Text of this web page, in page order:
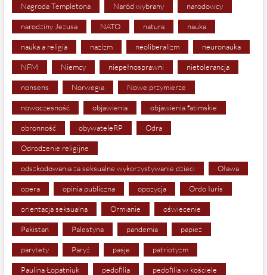
Nagroda Templetona Naród wybrany narodowcy
narodziny Jezusa NATO natura nauka
nauka a religia nazizm neoliberalizm neuronauka
NFM Niemcy niepełnosprawni nietolerancja
nonsens Norwegia Nowe przymierze
nowoczesność objawienia objawienia fatimskie
obronność obywateleRP Odra
Odrodzenie religijne
odszkodowania za seksualne wykorzystywanie dzieci Oława
opera opinia publiczna opozycja Ordo Iuris
orientacja seksualna Ormianie oświecenie
Pakistan Palestyna pandemia papież
parytety Paryż pasje patriotyzm
Paulina Łopatniuk pedofilia pedofilia w kościele